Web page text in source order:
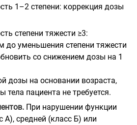
1–2 степени: коррекция дозы
степени тяжести ≥3:
до уменьшения степени тяжести
со снижением дозы на 1
дозы на основании возраста,
тела пациента не требуется.
При нарушении функции
А), средней (класс Б) или